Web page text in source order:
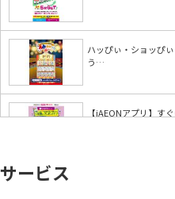
ハッぴぃ・ショッぴ
う…
【iAEONアプリ】す
サービス